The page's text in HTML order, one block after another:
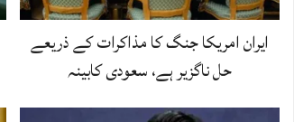
ایران امریکا جنگ کا مذاکرات کے ذریعے
حل ناگزیر ہے، سعودی کابینہ